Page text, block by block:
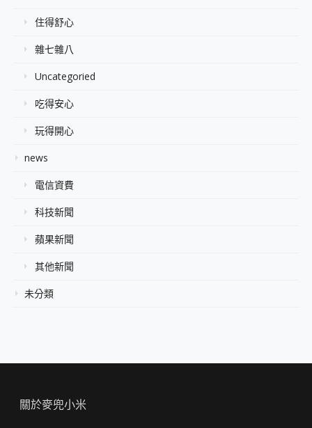
住得舒心
雜七雜八
Uncategoried
吃得安心
玩得開心
news
電信資費
科技新聞
蘋果新聞
其他新聞
未分類
關於麥兜小米